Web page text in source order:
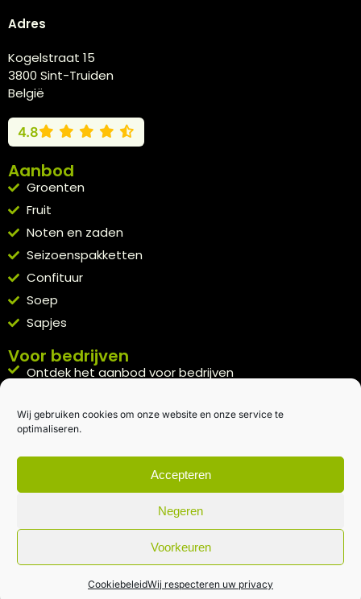
Wij gebruiken cookies om onze website en onze service te
optimaliseren.
Accepteren
Negeren
Voorkeuren
CookiebeleidWij respecteren uw privacy
Adres
Kogelstraat 15
3800 Sint-Truiden
België
4.8
Aanbod
Groenten
Fruit
Noten en zaden
Seizoenspakketten
Confituur
Soep
Sapjes
Voor bedrijven
Ontdek het aanbod voor bedrijven
Kennismakingspakket aanvragen
Blijft op de hoogte
Rechtstreeks van het veld naar je inbox.
Inschrijven nieuwsbrief
Algemene voorwaarden|Privacybeleid| gemaakt met door
creativitijd